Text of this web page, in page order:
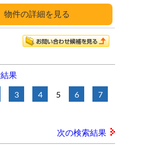
詳細
果
3 4 5 6 7
次の検索結果